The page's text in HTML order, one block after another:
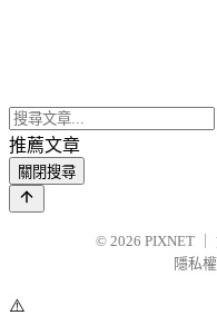
推薦文章
關閉搜尋
© 2026 PIXNET
隱私
⚠️